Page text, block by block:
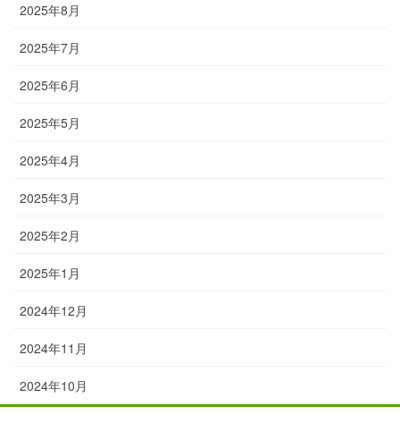
2025年8月
2025年7月
2025年6月
2025年5月
2025年4月
2025年3月
2025年2月
2025年1月
2024年12月
2024年11月
2024年10月